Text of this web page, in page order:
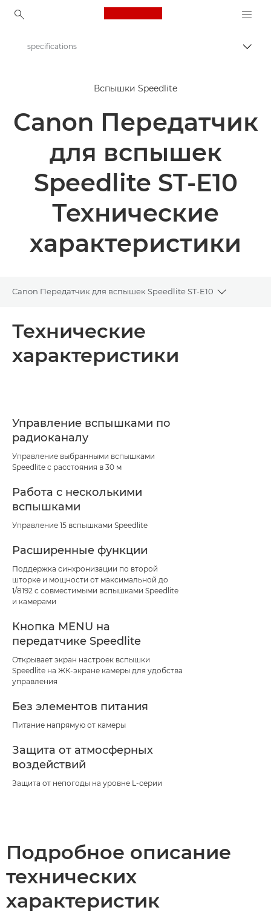
Canon Logo, back to
Цифровые камеры
Speedlite Transmitter ST-E10
specifications
Вспышки Speedlite
Canon Передатчик
для вспышек
Speedlite ST-E10
Технические
характеристики
Canon Передатчик для вспышек Speedlite ST-E10
Toggle
Технические характеристики
Технические
характеристики
Управление вспышками по
радиоканалу
Управление выбранными вспышками
Speedlite с расстояния в 30 м
Работа с несколькими
вспышками
Управление 15 вспышками Speedlite
Расширенные функции
Поддержка синхронизации по второй
шторке и мощности от максимальной до
1/8192 с совместимыми вспышками Speedlite
и камерами
Кнопка MENU на
передатчике Speedlite
Открывает экран настроек вспышки
Speedlite на ЖК-экране камеры для удобства
управления
Без элементов питания
Питание напрямую от камеры
Защита от атмосферных
воздействий
Защита от непогоды на уровне L-серии
Подробное описание
технических
характеристик